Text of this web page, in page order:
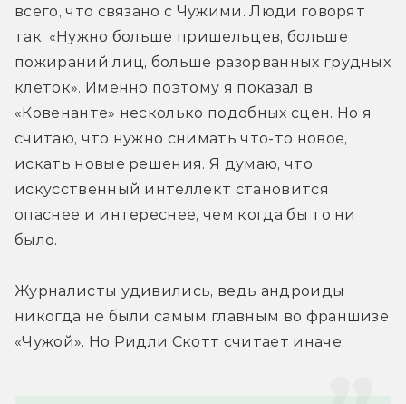
всего, что связано с Чужими. Люди говорят
так: «Нужно больше пришельцев, больше
пожираний лиц, больше разорванных грудных
клеток». Именно поэтому я показал в
«Ковенанте» несколько подобных сцен. Но я
считаю, что нужно снимать что-то новое,
искать новые решения. Я думаю, что
искусственный интеллект становится
опаснее и интереснее, чем когда бы то ни
было.
Журналисты удивились, ведь андроиды
никогда не были самым главным во франшизе
«Чужой». Но Ридли Скотт считает иначе: